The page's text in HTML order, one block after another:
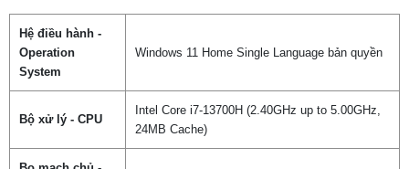
Hệ điều hành -
Operation
System
Windows 11 Home Single Language bản quyền
Bộ xử lý - CPU
Intel Core i7-13700H (2.40GHz up to 5.00GHz,
24MB Cache)